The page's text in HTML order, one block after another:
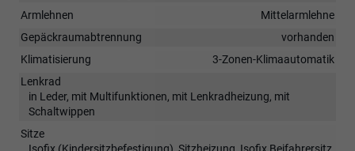
Armlehnen
Mittelarmlehne
Gepäckraumabtrennung
vorhanden
Klimatisierung
3-Zonen-Klimaautomatik
Lenkrad
in Leder, mit Multifunktionen, mit Lenkradheizung, mit
Schaltwippen
Sitze